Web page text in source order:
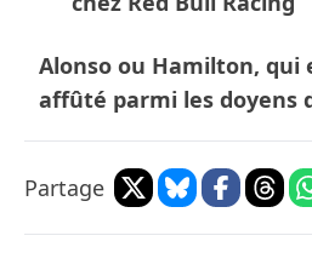
Alonso ou Hamilton, qui
affûté parmi les doyens
Partage